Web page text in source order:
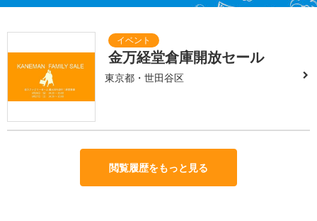
金万経堂倉庫開放セール
東京都・世田谷区
閲覧履歴をもっと見る